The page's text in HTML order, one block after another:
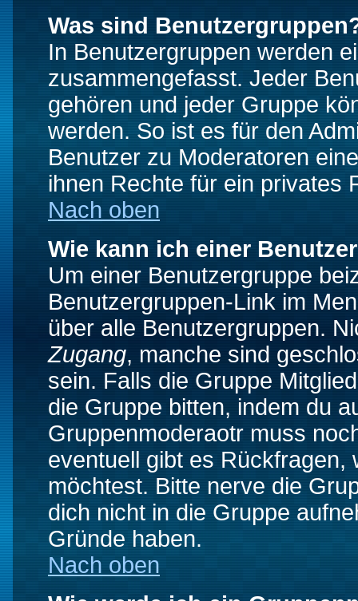
Was sind
In Benutzergruppen werden
zusammengefasst. Jeder
gehören und jeder Gruppe
werden. So ist es für den
Benutzer zu Moderatoren
ihnen Rechte für ein privates
Nach oben
Wie kann ich einer
Um einer Benutzergruppe
Benutzergruppen-Link im
über alle Benutzergruppen.
Zugang, manche sind
sein. Falls die Gruppe
die Gruppe bitten, indem du
Gruppenmoderaotr muss
eventuell gibt es
möchtest. Bitte nerve die
dich nicht in die Gruppe
Gründe haben.
Nach oben